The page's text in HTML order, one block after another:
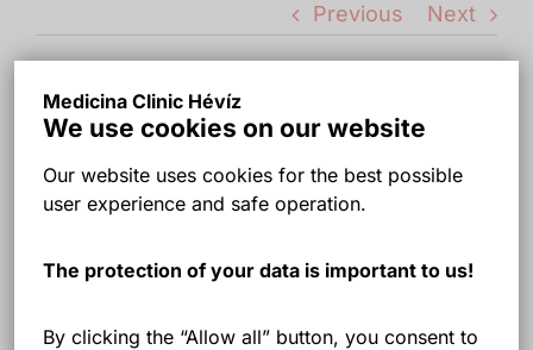
Medicina Clinic Hévíz
We use cookies on our website
Our website uses cookies for the best possible
user experience and safe operation.
The protection of your data is important to us!
By clicking the “Allow all” button, you consent to
Previous Next